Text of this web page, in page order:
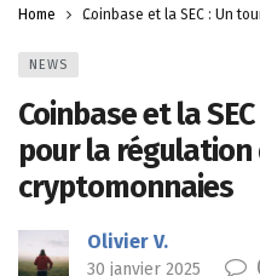
Home Coinbase et la SEC : Un
NEWS
Coinbase et la
pour la régulation
cryptomonnaies
Olivier V.
30 janvier 2025